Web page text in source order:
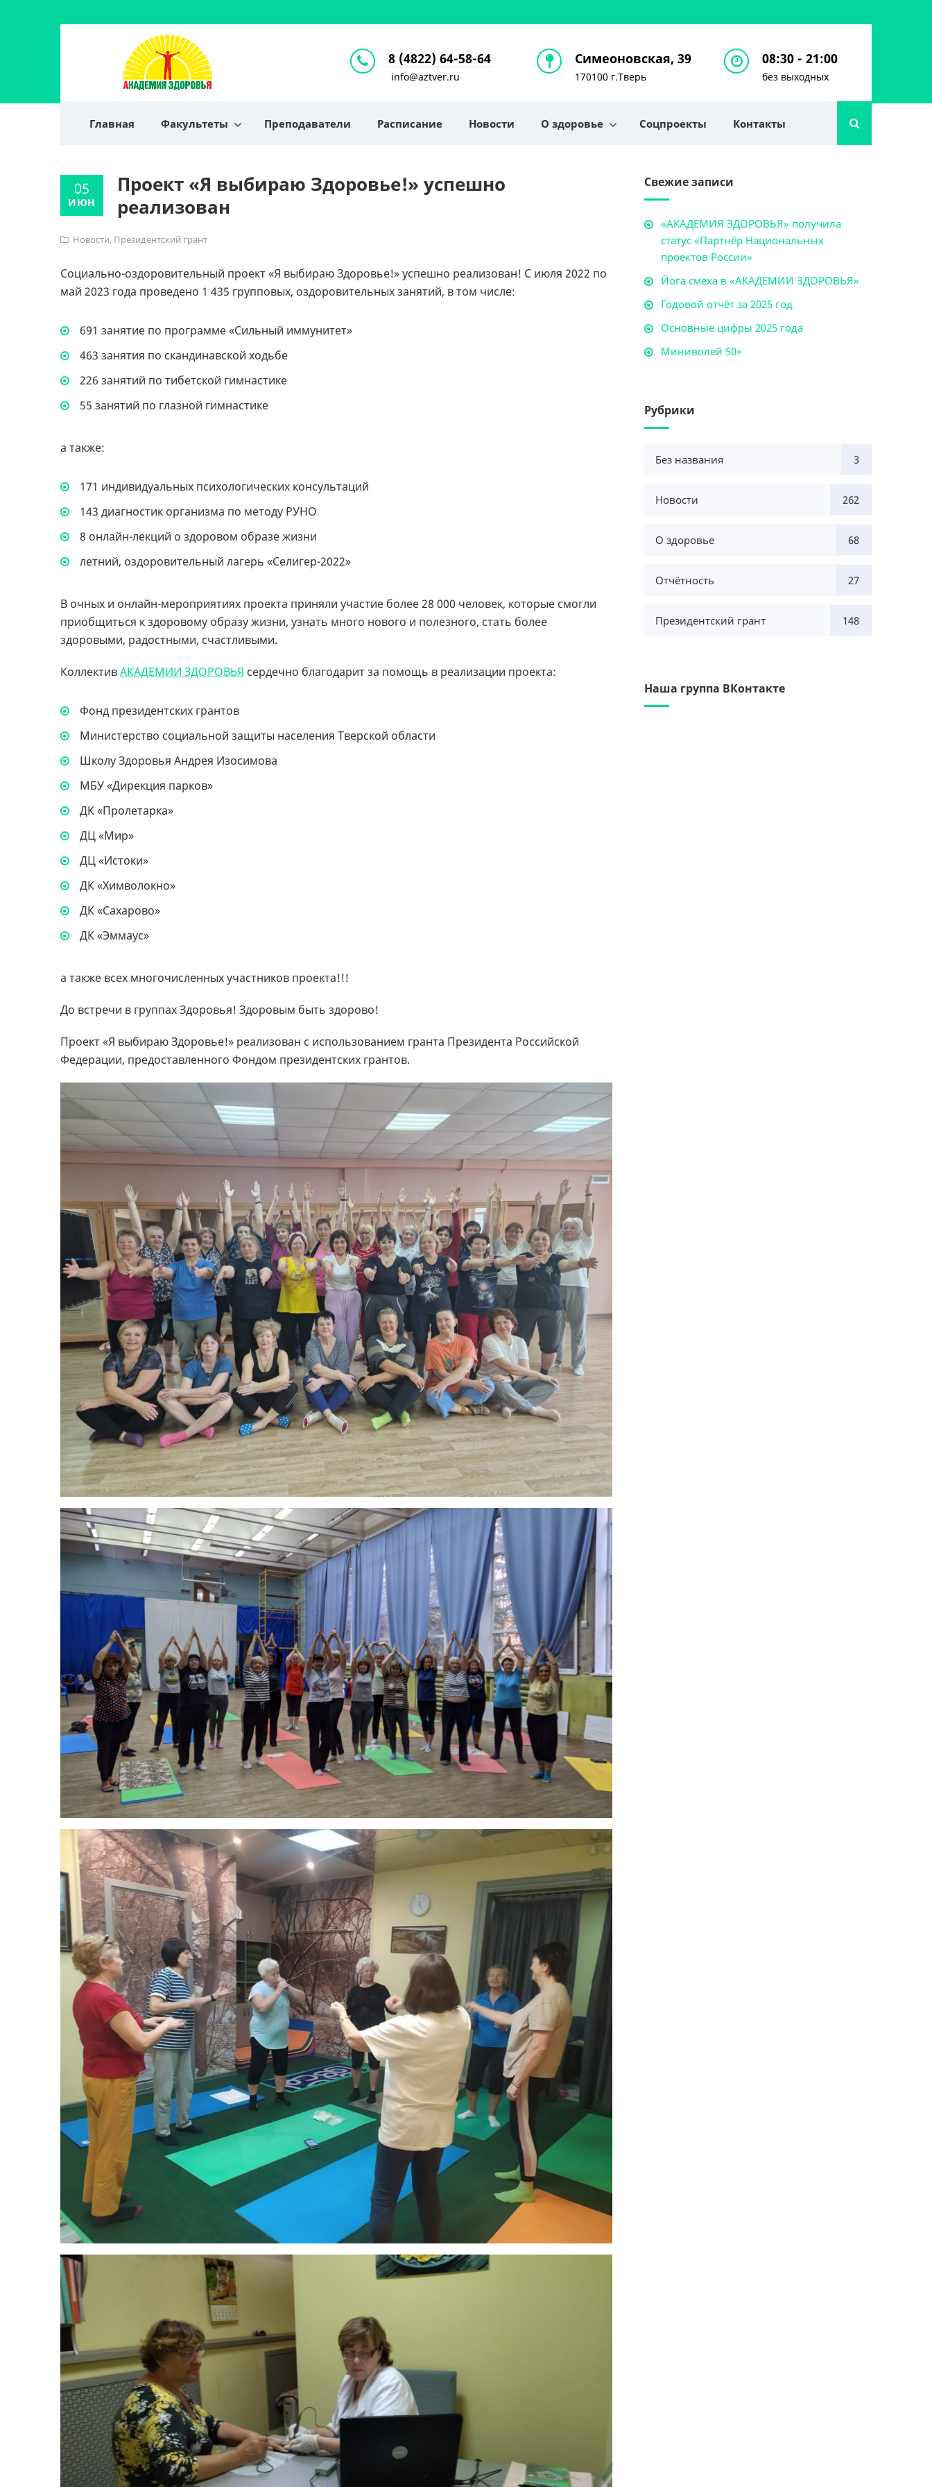
8 (4822) 64-58-64
info@aztver.ru
Симеоновская, 39
170100 г.Тверь
08:30 - 21:00
без выходных
Главная Факультеты Преподаватели Расписание Новости О здоровье Соцпроекты Контакты
05
ИЮН
Проект «Я выбираю Здоровье!» успешно
реализован
Новости, Президентский грант
Социально-оздоровительный проект «Я выбираю Здоровье!» успешно реализован! С июля 2022 по
май 2023 года проведено 1 435 групповых, оздоровительных занятий, в том числе:
691 занятие по программе «Сильный иммунитет»
463 занятия по скандинавской ходьбе
226 занятий по тибетской гимнастике
55 занятий по глазной гимнастике
а также:
171 индивидуальных психологических консультаций
143 диагностик организма по методу РУНО
8 онлайн-лекций о здоровом образе жизни
летний, оздоровительный лагерь «Селигер-2022»
В очных и онлайн-мероприятиях проекта приняли участие более 28 000 человек, которые смогли
приобщиться к здоровому образу жизни, узнать много нового и полезного, стать более
здоровыми, радостными, счастливыми.
КоллективАКАДЕМИИ ЗДОРОВЬЯ сердечно благодарит за помощь в реализации проекта:
Фонд президентских грантов
Министерство социальной защиты населения Тверской области
Школу Здоровья Андрея Изосимова
МБУ «Дирекция парков»
ДК «Пролетарка»
ДЦ «Мир»
ДЦ «Истоки»
ДК «Химволокно»
ДК «Сахарово»
ДК «Эммаус»
а также всех многочисленных участников проекта!!!
До встречи в группах Здоровья! Здоровым быть здорово!
Проект «Я выбираю Здоровье!» реализован с использованием гранта Президента Российской
Федерации, предоставленного Фондом президентских грантов.
Свежие записи
«АКАДЕМИЯ ЗДОРОВЬЯ» получила
статус «Партнёр Национальных
проектов России»
Йога смеха в «АКАДЕМИИ ЗДОРОВЬЯ»
Годовой отчёт за 2025 год
Основные цифры 2025 года
Миниволей 50+
Рубрики
Без названия 3
Новости 262
О здоровье 68
Отчётность 27
Президентский грант 148
Наша группа ВКонтакте